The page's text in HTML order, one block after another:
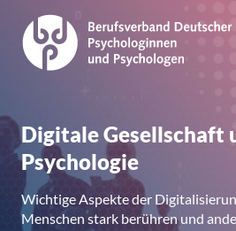
Digitale Gesellschaft
Psychologie
Wichtige Aspekte der
Menschen stark berühren und